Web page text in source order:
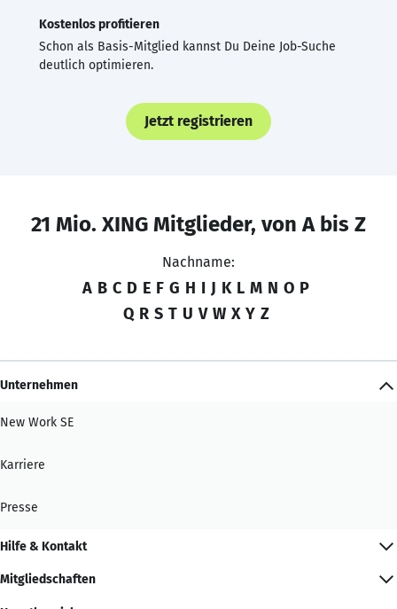
Kostenlos profitieren
Schon als Basis-Mitglied kannst Du Deine Job-Suche
deutlich optimieren.
Jetzt registrieren
21 Mio. XING Mitglieder, von A bis Z
Nachname:
A B C D E F G H I J K L M N O P
Q R S T U V W X Y Z
Unternehmen
New Work SE
Karriere
Presse
Hilfe & Kontakt
Mitgliedschaften